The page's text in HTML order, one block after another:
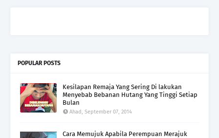
POPULAR POSTS
Kesilapan Remaja Yang Sering Di lakukan
Menyebab Bebanan Hutang Yang Tinggi Setiap
Bulan
Ahad, September 07, 2014
Cara Memujuk Apabila Perempuan Merajuk